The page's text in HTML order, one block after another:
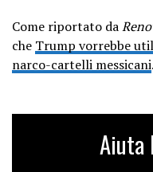
Come riportato da
che Trump vorrebbe
narco-cartelli messicani.
Aiuta